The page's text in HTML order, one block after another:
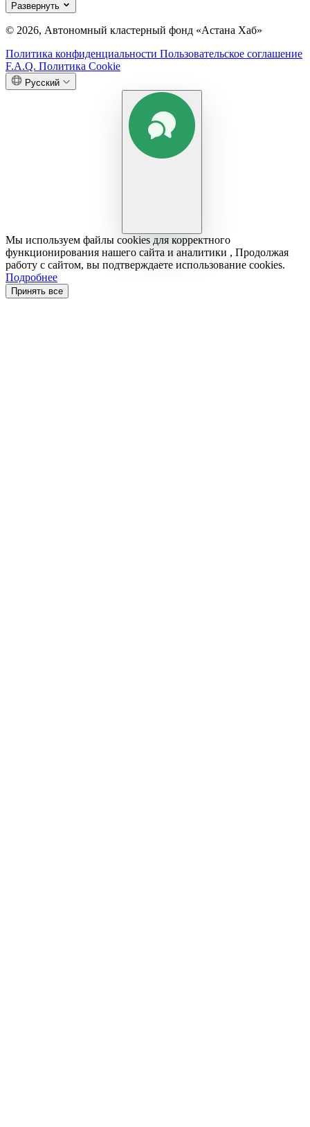
Развернуть
© 2026, Автономный кластерный фонд «Астана Хаб»
Политика конфиденциальности Пользовательское соглашение
F.A.Q. Политика Cookie
Русский
Мы используем файлы cookies для корректного
функционирования нашего сайта и аналитики , Продолжая
работу с сайтом, вы подтверждаете использование cookies.
Подробнее
Принять все